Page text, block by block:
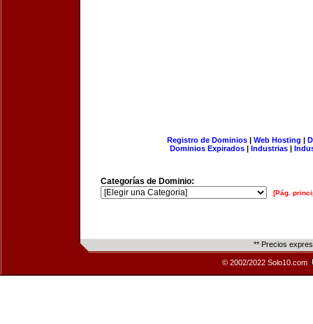
Registro de Dominios| Web Hosting |
Dominios Expirados | Industrias |
Categorías de Dominio:
[Pág.
** Precios
© 2002/2022 Solo10.com